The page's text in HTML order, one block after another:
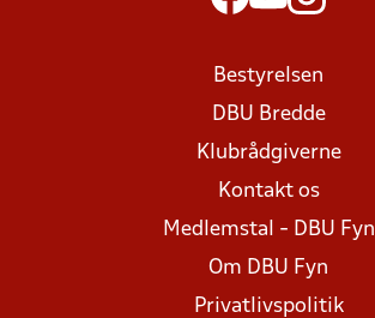
Bestyrelsen
DBU Bredde
Klubrådgiverne
Kontakt os
Medlemstal - DBU Fyn
Om DBU Fyn
Privatlivspolitik